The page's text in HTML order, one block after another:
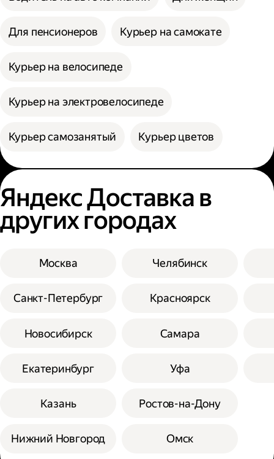
Для пенсионеров Курьер на самокате
Курьер на велосипеде
Курьер на электровелосипеде
Курьер самозанятый Курьер цветов
Яндекс Доставка в
других городах
Москва
Санкт-Петербург
Новосибирск
Екатеринбург
Казань
Нижний Новгород
Челябинск
Красноярск
Самара
Уфа
Ростов-на-Дону
Омск